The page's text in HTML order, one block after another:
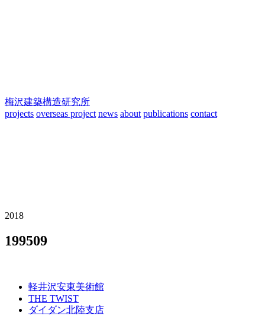
梅沢建築構造研究所
projects overseas project news about publications contact
2018
199509
軽井沢安東美術館
THE TWIST
ダイダン北陸支店